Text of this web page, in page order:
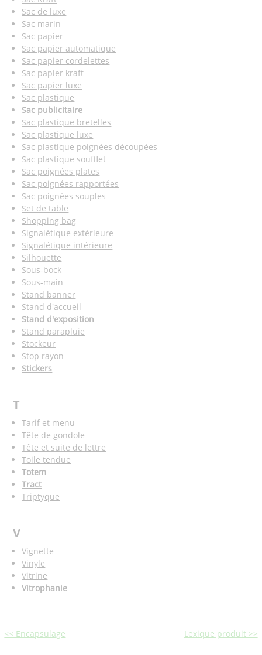
Sac de luxe
Sac marin
Sac papier
Sac papier automatique
Sac papier cordelettes
Sac papier kraft
Sac papier luxe
Sac plastique
Sac publicitaire
Sac plastique bretelles
Sac plastique luxe
Sac plastique poignées découpées
Sac plastique soufflet
Sac poignées plates
Sac poignées rapportées
Sac poignées souples
Set de table
Shopping bag
Signalétique extérieure
Signalétique intérieure
Silhouette
Sous-bock
Sous-main
Stand banner
Stand d'accueil
Stand d'exposition
Stand parapluie
Stockeur
Stop rayon
Stickers
T
Tarif et menu
Tête de gondole
Tête et suite de lettre
Toile tendue
Totem
Tract
Triptyque
V
Vignette
Vinyle
Vitrine
Vitrophanie
<< Encapsulage Lexique produit >>